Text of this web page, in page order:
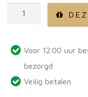
Voor 12.00 uur
bezorgd
Veilig betalen